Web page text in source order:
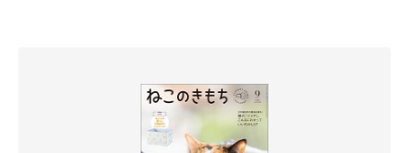
能性が高いでしょうとのことです。
同居猫ちゃんたちが仲よしなのは、飼い主さんも嬉しいですよね